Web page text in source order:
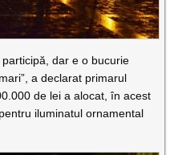
dar e o bucurie
a declarat primarul
de lei a alocat, în acest
iluminatul ornamental